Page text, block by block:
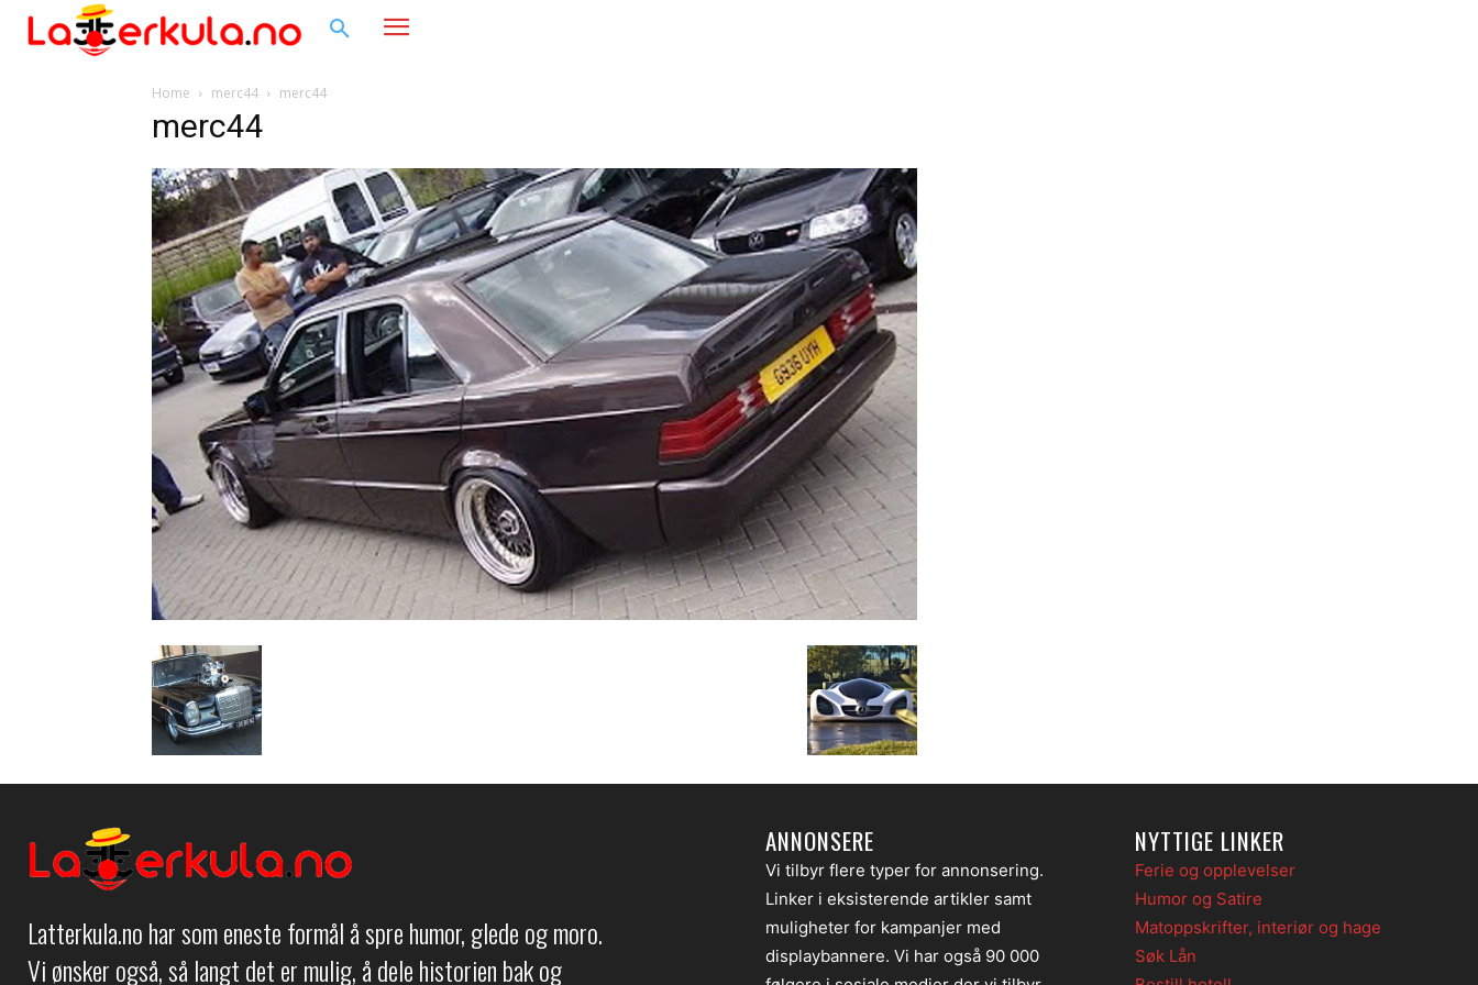
Home merc44 merc44
merc44
Latterkula.no har som eneste formål å spre humor, glede og moro.
Vi ønsker også, så langt det er mulig, å dele historien bak og
ANNONSERE
Vi tilbyr flere typer for annonsering.
Linker i eksisterende artikler samt
muligheter for kampanjer med
displaybannere. Vi har også 90 000
NYTTIGE LINKER
Ferie og opplevelser
Humor og Satire
Matoppskrifter, interiør og hage
Søk Lån